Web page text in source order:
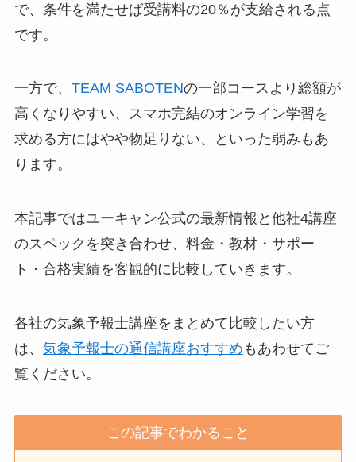
で、条件を満たせば受講料の20％が支給される点
です。
一方で、 TEAM SABOTENの一部コースより総額が
高くなりやすい、スマホ完結のオンライン学習を
求める方にはやや物足りない、といった弱みもあ
ります。
本記事ではユーキャン公式の最新情報と他社4講座
のスペックを突き合わせ、料金・教材・サポー
ト・合格実績を客観的に比較していきます。
各社の気象予報士講座をまとめて比較したい方
は、 気象予報士の通信講座おすすめ もあわせてご
覧ください。
この記事でわかること